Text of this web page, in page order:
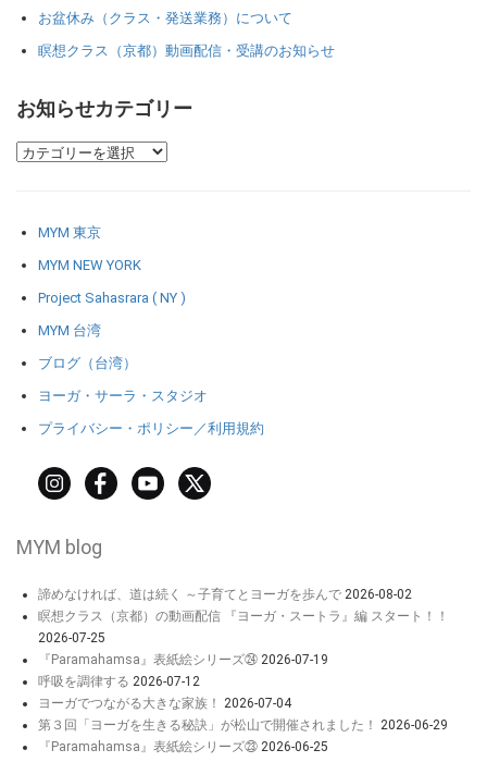
お盆休み（クラス・発送業務）について
瞑想クラス（京都）動画配信・受講のお知らせ
お知らせカテゴリー
MYM 東京
MYM NEW YORK
Project Sahasrara ( NY )
MYM 台湾
ブログ（台湾）
ヨーガ・サーラ・スタジオ
プライバシー・ポリシー／利用規約
MYM blog
諦めなければ、道は続く ～子育てとヨーガを歩んで 2026-08-02
瞑想クラス（京都）の動画配信 『ヨーガ・スートラ』編 スタート！！
2026-07-25
『Paramahamsa』表紙絵シリーズ㉔ 2026-07-19
呼吸を調律する 2026-07-12
ヨーガでつながる大きな家族！
2026-07-04
第３回「ヨーガを生きる秘訣」が松山で開催されました！
2026-06-29
『Paramahamsa』表紙絵シリーズ㉓ 2026-06-25